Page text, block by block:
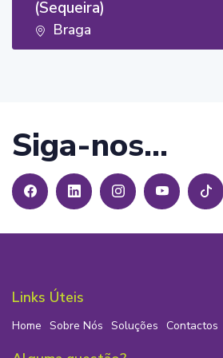
(Sequeira)
Braga
Siga-nos...
Links Úteis
Home Sobre Nós Soluções Contactos